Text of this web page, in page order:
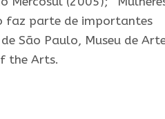
faz parte de importantes
São Paulo, Museu de
the Arts.